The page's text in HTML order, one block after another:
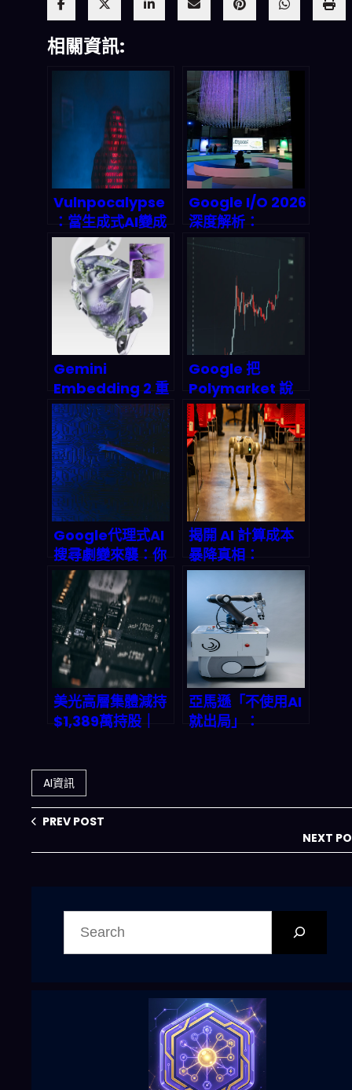
相關資訊:
Vulnpocalypse
：當生成式AI變成
「可自動化攻擊武
器」，2026 企業
該怎麼守住零日與
勒索節奏？
Google I/O 2026
深度解析：
Agentic
Workflow 會徹底
顛覆你的 n8n 與
量化交易串流嗎？
Gemini
Embedding 2 重
磅登場：多模態 AI
革命如何重塑
2026 年搜尋引擎
與企業智能？
Google 把
Polymarket 說
成「賭博服務」：
預測市場、AI 代理
與 2026 的數據/
合規新賽局怎麼
接？
Google代理式AI
搜尋劇變來襲：你
該如何重構2026
年的流量與可見度
戰略？
揭開 AI 計算成本
暴降真相：
NVIDIA GTC
2026 如何重塑你
的自動化工作流程
美光高層集體減持
$1,389萬持股｜
期投資指南
亞馬遜「不使用AI
就出局」：
AI資訊
PREV POST
NEXT